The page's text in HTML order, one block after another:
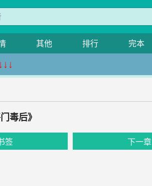
其他 排行 完本
↓↓↓
毒后》
签 下一章